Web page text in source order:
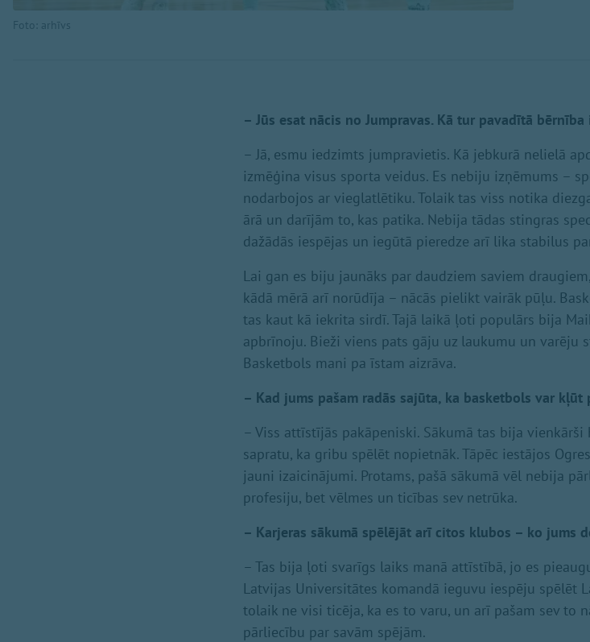
Foto: arhīvs
– Jūs esat nācis no Jumpravas. Kā tur pavadītā
– Jā, esmu iedzimts jumpravietis. Kā jebkurā nelielā
izmēģina visus sporta veidus. Es nebiju izņēmums –
nodarbojos ar vieglatlētiku. Tolaik tas viss notika
ārā un darījām to, kas patika. Nebija tādas stingras
dažādās iespējas un iegūtā pieredze arī lika stabilus
Lai gan es biju jaunāks par daudziem saviem
kādā mērā arī norūdīja – nācās pielikt vairāk pūļu.
tas kaut kā iekrita sirdī. Tajā laikā ļoti populārs bija
apbrīnoju. Bieži viens pats gāju uz laukumu un varēju
Basketbols mani pa īstam aizrāva.
– Kad jums pašam radās sajūta, ka basketbols var
– Viss attīstījās pakāpeniski. Sākumā tas bija
sapratu, ka gribu spēlēt nopietnāk. Tāpēc iestājos
jauni izaicinājumi. Protams, pašā sākumā vēl nebija
profesiju, bet vēlmes un ticības sev netrūka.
– Karjeras sākumā spēlējāt arī citos klubos – ko jums
– Tas bija ļoti svarīgs laiks manā attīstībā, jo es
Latvijas Universitātes komandā ieguvu iespēju spēlēt
tolaik ne visi ticēja, ka es to varu, un arī pašam sev to
pārliecību par savām spējām.